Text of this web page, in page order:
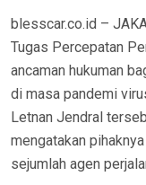
blesscar.co.id –
Tugas Percepatan
ancaman hukuman
di masa pandemi
Letnan Jendral
mengatakan
sejumlah agen